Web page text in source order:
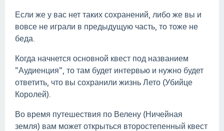
Если же у вас нет таких сохранений, либо же вы и
вовсе не играли в предыдущую часть, то тоже не
беда.
Когда начнется основной квест под названием
"Аудиенция", то там будет интервью и нужно будет
ответить, что вы сохранили жизнь Лето (Убийце
Королей).
Во время путешествия по Велену (Ничейная
земля) вам может открыться второстепенный квест